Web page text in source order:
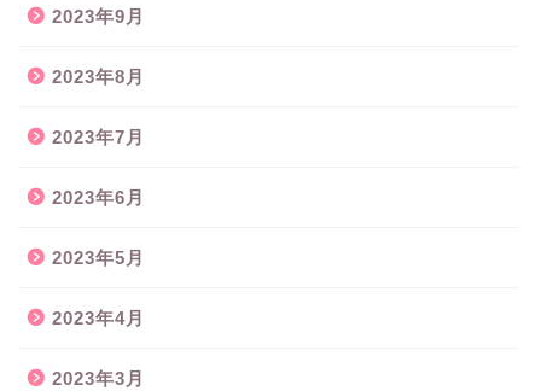
2023年9月
2023年8月
2023年7月
2023年6月
2023年5月
2023年4月
2023年3月